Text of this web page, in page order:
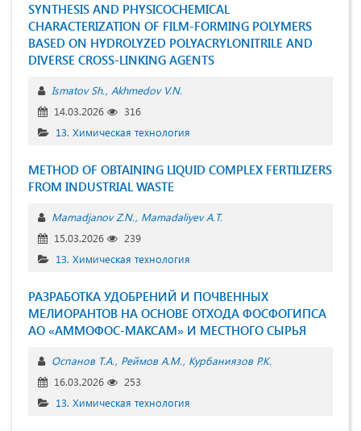
SYNTHESIS AND PHYSICOCHEMICAL
CHARACTERIZATION OF FILM-FORMING POLYMERS
BASED ON HYDROLYZED POLYACRYLONITRILE AND
DIVERSE CROSS-LINKING AGENTS
Ismatov Sh. Akhmedov V.N.
14.03.2026
316
13. Химическая технология
METHOD OF OBTAINING LIQUID COMPLEX FERTILIZERS
FROM INDUSTRIAL WASTE
Mamadjanov Z.N. Mamadaliyev A.T.
15.03.2026
239
13. Химическая технология
РАЗРАБОТКА УДОБРЕНИЙ И ПОЧВЕННЫХ
МЕЛИОРАНТОВ НА ОСНОВЕ ОТХОДА ФОСФОГИПСА
АО «АММОФОС-МАКСАМ» И МЕСТНОГО СЫРЬЯ
Оспанов Т.А. Реймов А.М. Курбаниязов Р.К.
16.03.2026
253
13. Химическая технология